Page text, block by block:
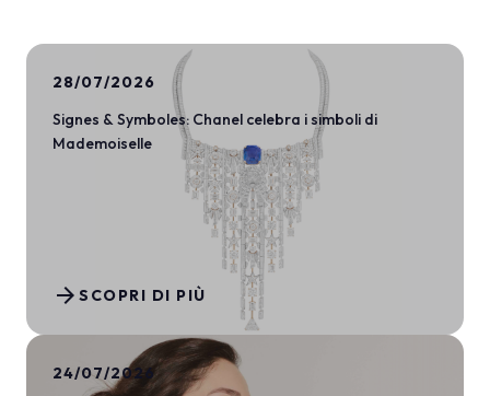
28/07/2026
Signes & Symboles: Chanel celebra i simboli di
Mademoiselle
SCOPRI DI PIÙ
arrow_forward
24/07/2026